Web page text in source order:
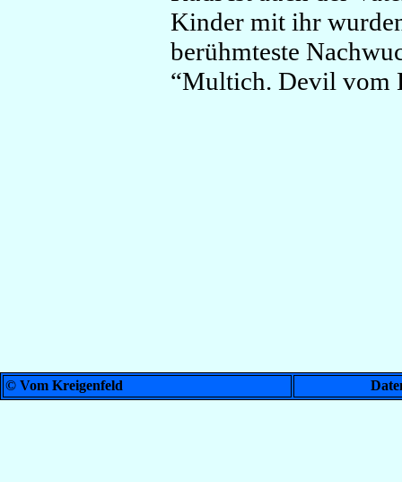
Kinder mit ihr
berühmteste
“Multich. Devil vom
© Vom Kreigenfeld